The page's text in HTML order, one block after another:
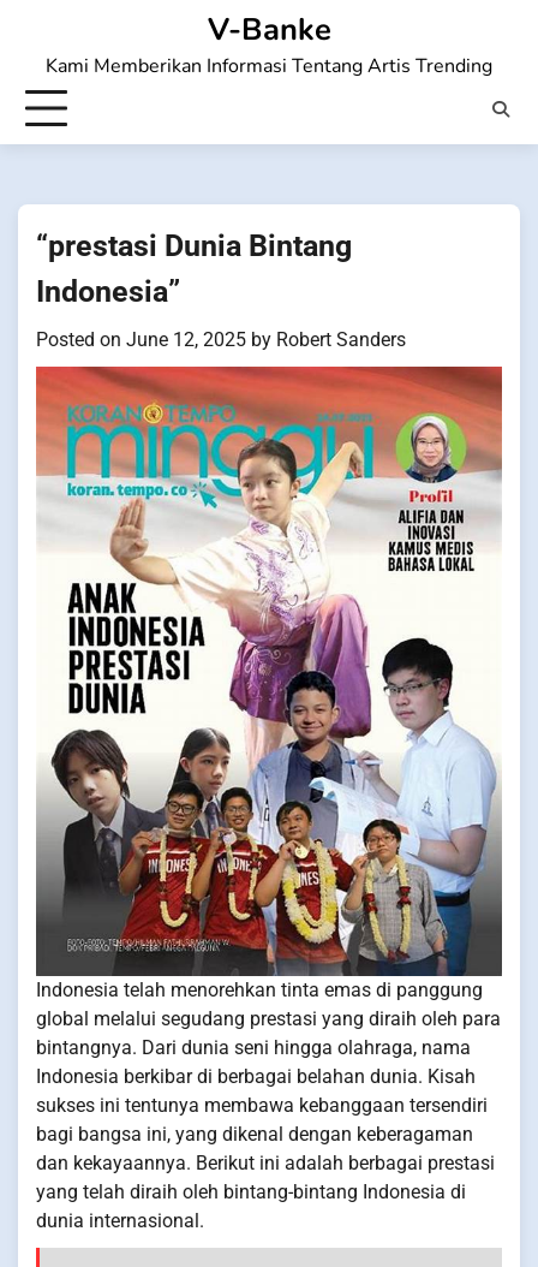
content
V-Banke
Kami Memberikan Informasi Tentang Artis Trending
“prestasi Dunia Bintang
Indonesia”
Posted on June 12, 2025 by Robert Sanders
Indonesia telah menorehkan tinta emas di panggung
global melalui segudang prestasi yang diraih oleh para
bintangnya. Dari dunia seni hingga olahraga, nama
Indonesia berkibar di berbagai belahan dunia. Kisah
sukses ini tentunya membawa kebanggaan tersendiri
bagi bangsa ini, yang dikenal dengan keberagaman
dan kekayaannya. Berikut ini adalah berbagai prestasi
yang telah diraih oleh bintang-bintang Indonesia di
dunia internasional.